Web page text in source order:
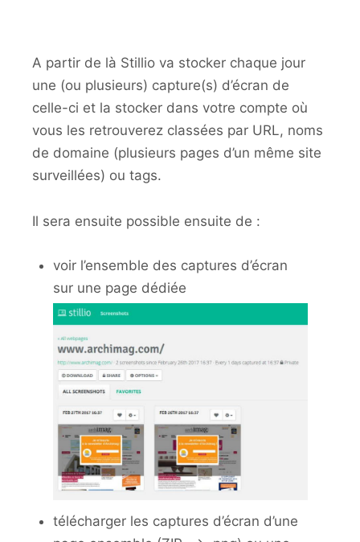
A partir de là Stillio va stocker chaque jour
une (ou plusieurs) capture(s) d’écran de
celle-ci et la stocker dans votre compte où
vous les retrouverez classées par URL, noms
de domaine (plusieurs pages d’un même site
surveillées) ou tags.
Il sera ensuite possible ensuite de :
voir l’ensemble des captures d’écran
sur une page dédiée
télécharger les captures d’écran d’une